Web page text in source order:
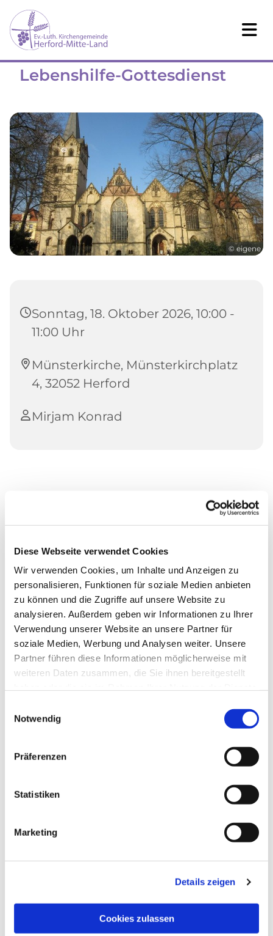
Diese Webseite verwendet Cookies
Wir verwenden Cookies, um Inhalte und Anzeigen zu
personalisieren, Funktionen für soziale Medien anbieten
zu können und die Zugriffe auf unsere Website zu
analysieren. Außerdem geben wir Informationen zu Ihrer
Verwendung unserer Website an unsere Partner für
soziale Medien, Werbung und Analysen weiter. Unsere
Partner führen diese Informationen möglicherweise mit
weiteren Daten zusammen, die Sie ihnen bereitgestellt
Notwendig
Präferenzen
Statistiken
Marketing
Details zeigen
Cookies zulassen
Lebenshilfe-Gottesdienst
© eigene
Sonntag, 18. Oktober 2026, 10:00 -
11:00 Uhr
Münsterkirche, Münsterkirchplatz
4, 32052 Herford
Mirjam Konrad
Dies könnte Sie auch